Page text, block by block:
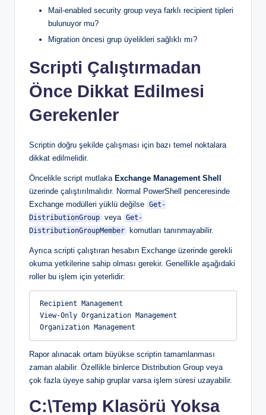
Mail-enabled security group veya farklı recipient tipleri
bulunuyor mu?
Migration öncesi grup üyelikleri sağlıklı mı?
Scripti Çalıştırmadan
Önce Dikkat Edilmesi
Gerekenler
Scriptin doğru şekilde çalışması için bazı temel noktalara
dikkat edilmelidir.
Öncelikle script mutlaka Exchange Management Shell
üzerinde çalıştırılmalıdır. Normal PowerShell penceresinde
Exchange modülleri yüklü değilse Get-
DistributionGroup veya Get-
DistributionGroupMember
komutları tanınmayabilir.
Ayrıca scripti çalıştıran hesabın Exchange üzerinde gerekli
okuma yetkilerine sahip olması gerekir. Genellikle aşağıdaki
roller bu işlem için yeterlidir:
Recipient Management
View-Only Organization Management
Organization Management
Rapor alınacak ortam büyükse scriptin tamamlanması
zaman alabilir. Özellikle binlerce Distribution Group veya
çok fazla üyeye sahip gruplar varsa işlem süresi uzayabilir.
C:\Temp Klasörü Yoksa